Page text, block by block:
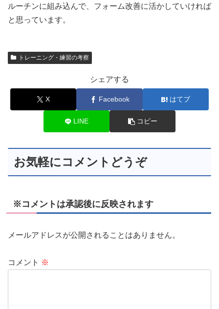
ルーチンに組み込んで、フォーム改善に活かしていければ
と思っています。
トレーニング・練習の考察
シェアする
X Facebook はてブ
LINE コピー
お気軽にコメントどうぞ
※コメントは承認後に反映されます
メールアドレスが公開されることはありません。
コメント ※